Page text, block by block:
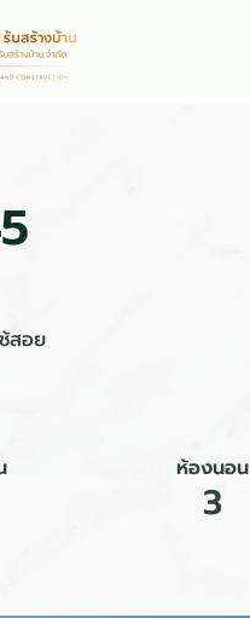
สอย
ห้องนอน
3